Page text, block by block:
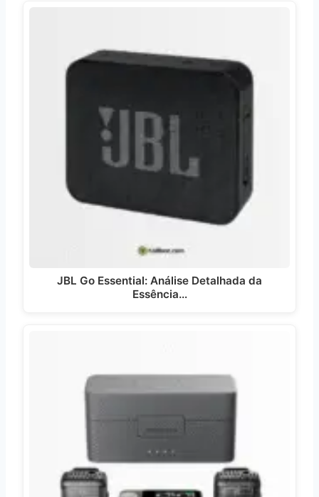
JBL Go Essential: Análise Detalhada da
Essência…